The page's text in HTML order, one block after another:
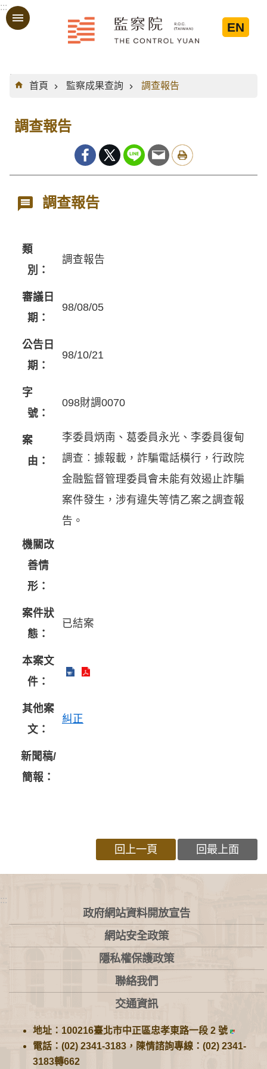
跳到主要內容區塊
:::
EN
:::
首頁
監察成果查詢 調查報告
調查報告
調查報告
類
別：
調查報告
審議日
期：
98/08/05
公告日
期：
98/10/21
字
號：
098財調0070
案
由：
李委員炳南、葛委員永光、李委員復甸
調查︰據報載，詐騙電話橫行，行政院
金融監督管理委員會未能有效遏止詐騙
案件發生，涉有違失等情乙案之調查報
告。
機關改
善情
形：
案件狀
態：
已結案
本案文
件：
其他案
文：
糾正
新聞稿/
簡報：
回上一頁 回最上面
:::
政府網站資料開放宣告
網站安全政策
隱私權保護政策
聯絡我們
交通資訊
地址：100216臺北市中正區忠孝東路一段 2 號
電話：(02) 2341-3183，陳情諮詢專線：(02) 2341-
3183轉662